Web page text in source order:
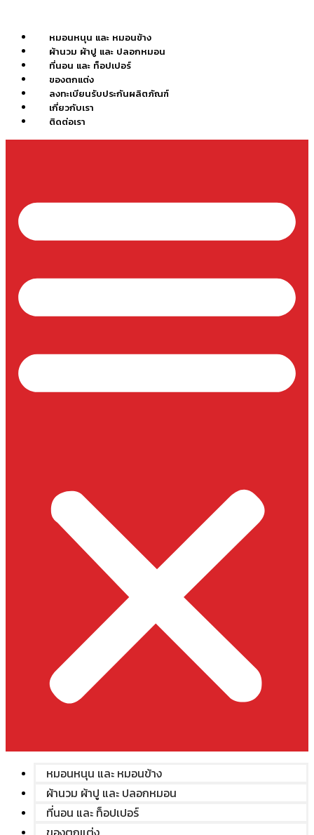
contentหมอนหนุน และ หมอนข้าง
ผ้านวม ผ้าปู และ ปลอกหมอน
ที่นอน และ ท็อปเปอร์
ของตกแต่ง
ลงทะเบียนรับประกันผลิตภัณฑ์
เกี่ยวกับเรา
ติดต่อเรา
หมอนหนุน และ หมอนข้าง
ผ้านวม ผ้าปู และ ปลอกหมอน
ที่นอน และ ท็อปเปอร์